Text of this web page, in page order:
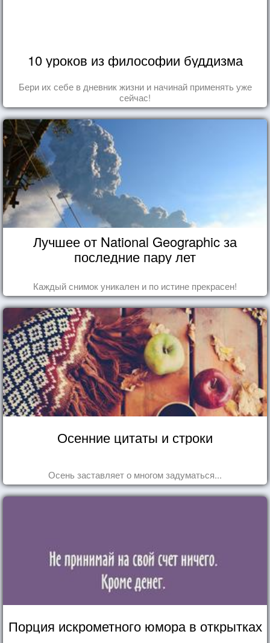
10 уроков из философии буддизма
Бери их себе в дневник жизни и начинай применять уже
сейчас!
Лучшее от National Geographic за
последние пару лет
Каждый снимок уникален и по истине прекрасен!
Осенние цитаты и строки
Осень заставляет о многом задуматься...
Порция искрометного юмора в открытках